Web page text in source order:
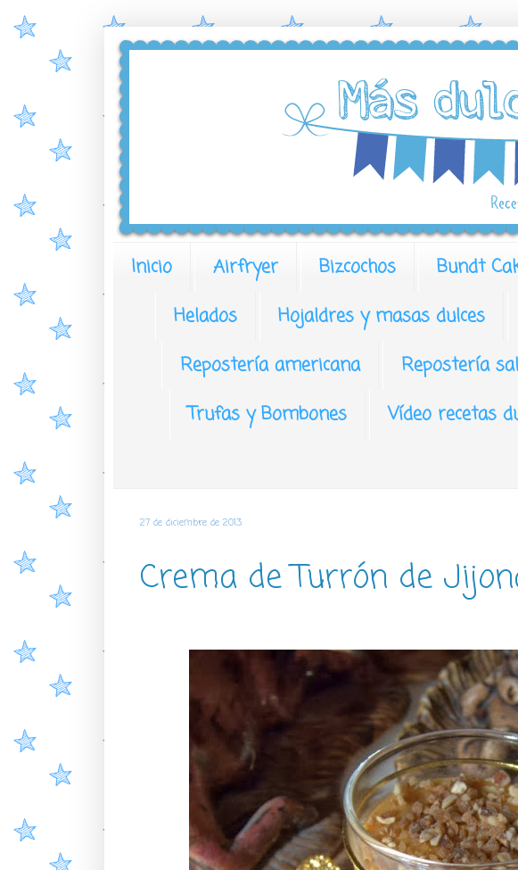
Inicio Airfryer Bizcochos Bundt
Helados
Hojaldres y masas dulces
Repostería americana
Repostería
Trufas y Bombones
Vídeo recetas
27 de diciembre de 2013
Crema de Turrón de